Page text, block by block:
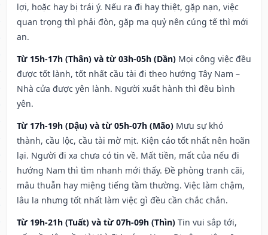
lợi, hoặc hay bị trái ý. Nếu ra đi hay thiệt, gặp nạn, việc
quan trọng thì phải đòn, gặp ma quỷ nên cúng tế thì mới
an.
Từ 15h-17h (Thân) và từ 03h-05h (Dần) Mọi công việc đều
được tốt lành, tốt nhất cầu tài đi theo hướng Tây Nam –
Nhà cửa được yên lành. Người xuất hành thì đều bình
yên.
Từ 17h-19h (Dậu) và từ 05h-07h (Mão) Mưu sự khó
thành, cầu lộc, cầu tài mờ mịt. Kiện cáo tốt nhất nên hoãn
lại. Người đi xa chưa có tin về. Mất tiền, mất của nếu đi
hướng Nam thì tìm nhanh mới thấy. Đề phòng tranh cãi,
mâu thuẫn hay miệng tiếng tầm thường. Việc làm chậm,
lâu la nhưng tốt nhất làm việc gì đều cần chắc chắn.
Từ 19h-21h (Tuất) và từ 07h-09h (Thìn) Tin vui sắp tới,